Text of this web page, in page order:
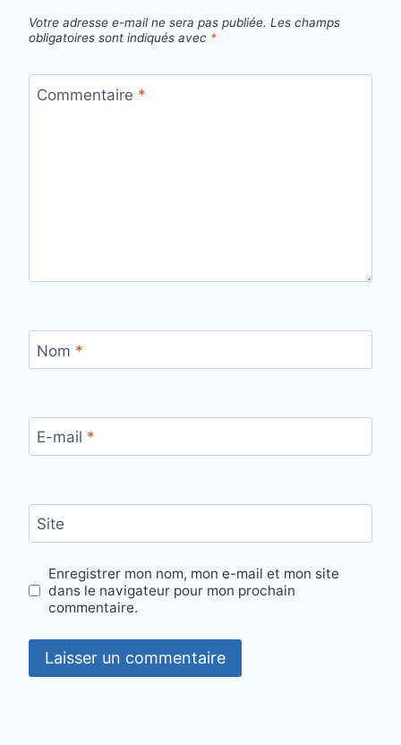
Votre adresse e-mail ne sera pas publiée. Les champs
obligatoires sont indiqués avec *
Commentaire *
Nom *
E-mail *
Site
Enregistrer mon nom, mon e-mail et mon site
dans le navigateur pour mon prochain
commentaire.